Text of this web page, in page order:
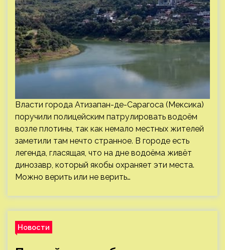
Власти города Атизапан-де-Сарагоса (Мексика)
поручили полицейским патрулировать водоём
возле плотины, так как немало местных жителей
заметили там нечто странное. В городе есть
легенда, гласящая, что на дне водоёма живёт
динозавр, который якобы охраняет эти места.
Можно верить или не верить…
Новости